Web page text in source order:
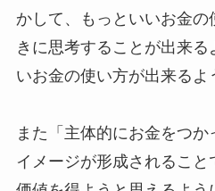
かして、もっといいお金の
きに思考することが出来
いお金の使い方が出来るよ
また「主体的にお金をつ
イメージが形成されるこ